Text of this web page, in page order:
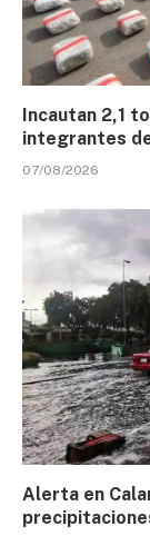
Incautan 2,1
integrantes
07/08/2026
Alerta en